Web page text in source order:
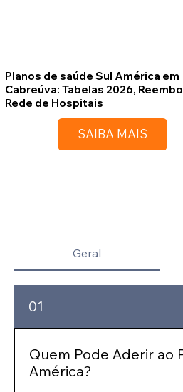
Geral
01
Quem Pode Aderir ao
América?
Planos de saúde Sul América em
Cabreúva: Tabelas 2026,
Rede de Hospitais
SAIBA MAIS